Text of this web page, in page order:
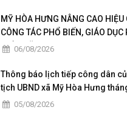
MỸ HÒA HƯNG NÂNG CAO HIỆU
CÔNG TÁC PHỔ BIẾN, GIÁO DỤC
LUẬT NĂM 2026
06/08/2026
Thông báo lịch tiếp công dân
tịch UBND xã Mỹ Hòa Hưng
năm 2026
05/08/2026